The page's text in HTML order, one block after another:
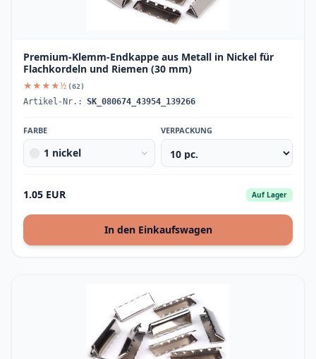
Premium-Klemm-Endkappe aus Metall in Nickel für
Flachkordeln und Riemen (30 mm)
★★★★½ (62)
Artikel-Nr.: SK_080674_43954_139266
FARBE
1 nickel
VERPACKUNG
1.05 EUR Auf Lager
In den Einkaufswagen